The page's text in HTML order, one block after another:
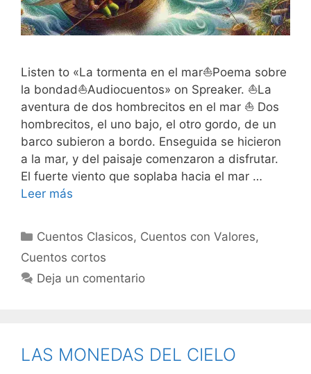
Listen to «La tormenta en el mar⛵Poema sobre
la bondad⛵Audiocuentos» on Spreaker. ⛵La
aventura de dos hombrecitos en el mar ⛵ Dos
hombrecitos, el uno bajo, el otro gordo, de un
barco subieron a bordo. Enseguida se hicieron
a la mar, y del paisaje comenzaron a disfrutar.
El fuerte viento que soplaba hacia el mar …
Leer más
Categorías
Cuentos Clasicos, Cuentos con Valores,
Cuentos cortos
Deja un comentario
LAS MONEDAS DEL CIELO